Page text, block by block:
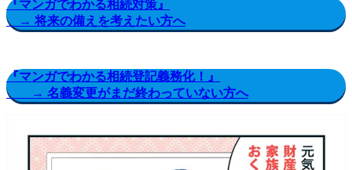
『マンガでわかる相続対策』
→ 将来の備えを考えたい方へ
『マンガでわかる相続登記義務化！』
→ 名義変更がまだ終わっていない方へ